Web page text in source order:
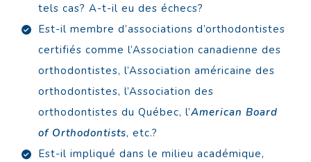
tels cas? A-t-il eu des échecs?
Est-il membre d’associations d’orthodontistes
certifiés comme l’Association canadienne des
orthodontistes, l’Association américaine des
orthodontistes, l’Association des
orthodontistes du Québec, l’American Board
of Orthodontists, etc.?
Est-il impliqué dans le milieu académique,